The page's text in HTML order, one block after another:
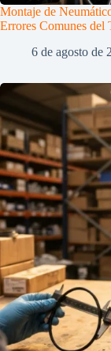
Montaje de
Errores Comunes del
6 de agosto de